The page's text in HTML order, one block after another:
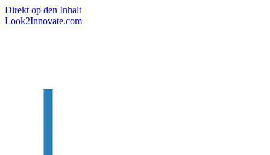
Direkt op den Inhalt
Look2Innovate.com